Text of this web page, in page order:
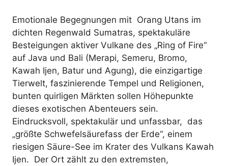
Emotionale Begegnungen mit Orang Utans im
dichten Regenwald Sumatras, spektakuläre
Besteigungen aktiver Vulkane des „Ring of Fire“
auf Java und Bali (Merapi, Semeru, Bromo,
Kawah Ijen, Batur und Agung), die einzigartige
Tierwelt, faszinierende Tempel und Religionen,
bunten quirligen Märkten sollen Höhepunkte
dieses exotischen Abenteuers sein.
Eindrucksvoll, spektakulär und unfassbar, das
„größte Schwefelsäurefass der Erde“, einem
riesigen Säure-See im Krater des Vulkans Kawah
Ijen. Der Ort zählt zu den extremsten,